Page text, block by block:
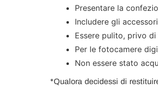
Presentare la
Includere gli
Essere pulito, privo
Per le fotocamere
Non essere stato
*Qualora decidessi di